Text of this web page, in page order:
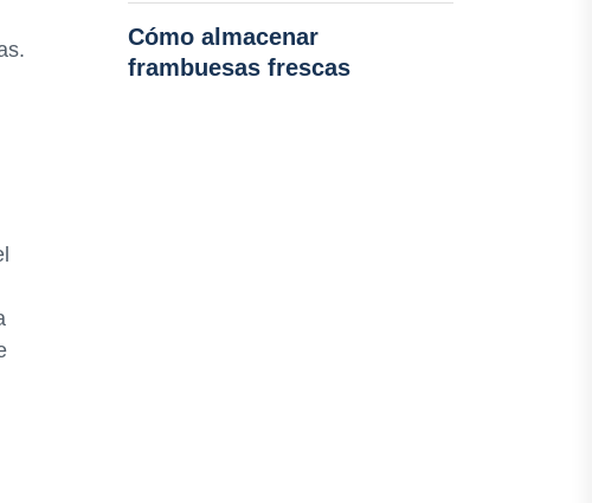
Cómo almacenar
frambuesas frescas